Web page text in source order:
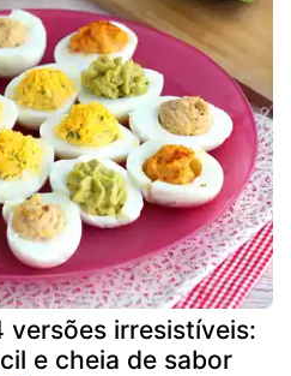
versões irresistíveis:
e cheia de sabor